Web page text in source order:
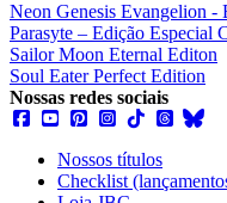
Neon Genesis Evangelion -
Parasyte – Edição Especial
Sailor Moon Eternal Editon
Soul Eater Perfect Edition
Nossas redes sociais
Nossos títulos
Checklist